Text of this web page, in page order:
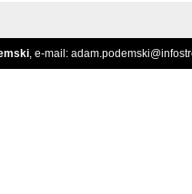
, e-mail: